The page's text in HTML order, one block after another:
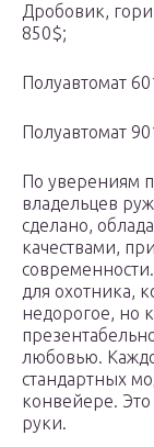
Дробовик,
850$;
Полуавтомат
Полуавтомат
По уверениям
владельцев
сделано,
качествами,
для охотника,
недорогое, но
любовью.
стандартных
конвейере. Это
руки.